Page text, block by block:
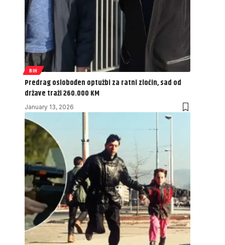
BIH
Predrag oslobođen optužbi za ratni zločin, sad od
države traži 260.000 KM
January 13, 2026